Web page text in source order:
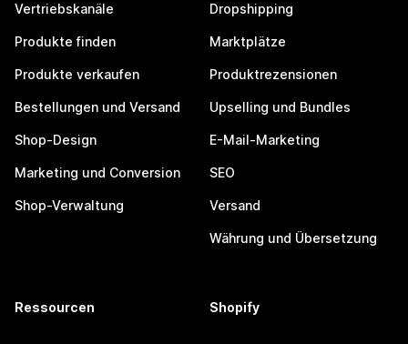
Vertriebskanäle
Produkte finden
Produkte verkaufen
Bestellungen und Versand
Shop-Design
Marketing und Conversion
Shop-Verwaltung
Dropshipping
Marktplätze
Produktrezensionen
Upselling und Bundles
E-Mail-Marketing
SEO
Versand
Währung und Übersetzung
Ressourcen Shopify